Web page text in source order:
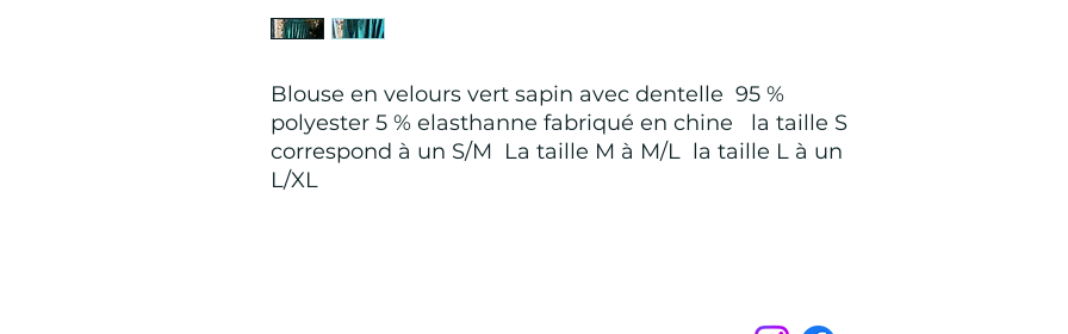
Blouse en velours vert sapin avec dentelle 95 %
polyester 5 % elasthanne fabriqué en chine la taille S
correspond à un S/M La taille M à M/L la taille L à un
L/XL